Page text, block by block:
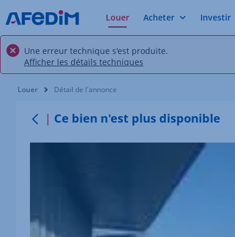
Louer Acheter Investir
Une erreur technique s'est produite.
Afficher les détails techniques
Vous êtes ici:
Louer Détail de l'annonce
Retour au menu
Ce bien n'est plus disponible